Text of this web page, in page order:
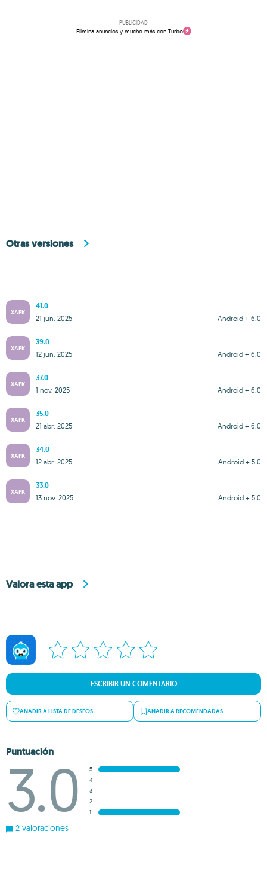
PUBLICIDAD
Elimina anuncios y mucho más con Turbo
Otras versiones
XAPK
41.0
Android + 6.0
21 jun. 2025
XAPK
39.0
Android + 6.0
12 jun. 2025
XAPK
37.0
Android + 6.0
1 nov. 2025
XAPK
35.0
Android + 6.0
21 abr. 2025
XAPK
34.0
Android + 5.0
12 abr. 2025
XAPK
33.0
Android + 5.0
13 nov. 2025
Valora esta app
ESCRIBIR UN COMENTARIO
AÑADIR A LISTA DE DESEOS AÑADIR A RECOMENDADAS
Puntuación
3.0
5
4
3
2
1
2 valoraciones